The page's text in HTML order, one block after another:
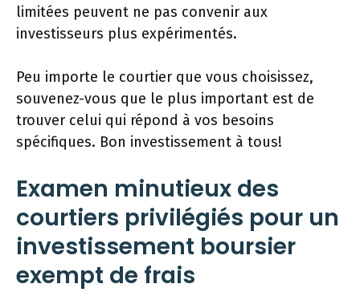
limitées peuvent ne pas convenir aux
investisseurs plus expérimentés.
Peu importe le courtier que vous choisissez,
souvenez-vous que le plus important est de
trouver celui qui répond à vos besoins
spécifiques. Bon investissement à tous!
Examen minutieux des
courtiers privilégiés pour un
investissement boursier
exempt de frais